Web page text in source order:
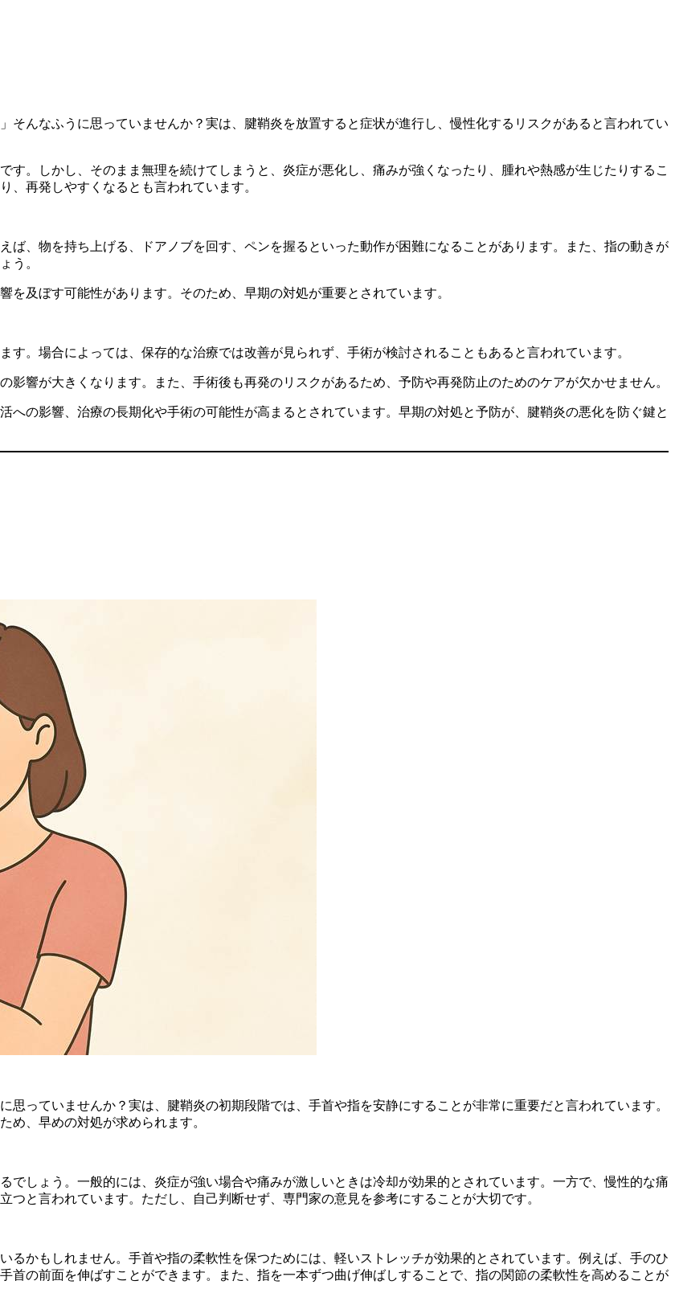
そんなふうに思っていませんか？実は、腱鞘炎を放置すると症状が進行し、慢性化するリスクがあると言われてい
。しかし、そのまま無理を続けてしまうと、炎症が悪化し、痛みが強くなったり、腫れや熱感が生じたりするこ
、再発しやすくなるとも言われています。
ば、物を持ち上げる、ドアノブを回す、ペンを握るといった動作が困難になることがあります。また、指の動きが
う。
及ぼす可能性があります。そのため、早期の対処が重要とされています。
。場合によっては、保存的な治療では改善が見られず、手術が検討されることもあると言われています。
響が大きくなります。また、手術後も再発のリスクがあるため、予防や再発防止のためのケアが欠かせません。
への影響、治療の長期化や手術の可能性が高まるとされています。早期の対処と予防が、腱鞘炎の悪化を防ぐ鍵と
思っていませんか？実は、腱鞘炎の初期段階では、手首や指を安静にすることが非常に重要だと言われています。
め、早めの対処が求められます。
でしょう。一般的には、炎症が強い場合や痛みが激しいときは冷却が効果的とされています。一方で、慢性的な痛
と言われています。ただし、自己判断せず、専門家の意見を参考にすることが大切です。
るかもしれません。手首や指の柔軟性を保つためには、軽いストレッチが効果的とされています。例えば、手のひ
首の前面を伸ばすことができます。また、指を一本ずつ曲げ伸ばしすることで、指の関節の柔軟性を高めることが